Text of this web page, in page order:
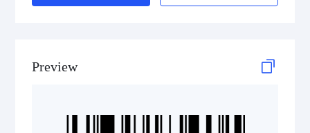
GS1 DataBar Stacked Omnidirectional
Preview